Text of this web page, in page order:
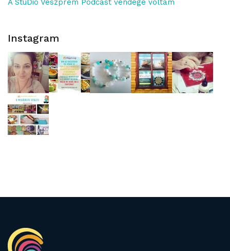
A StuDió Veszprém Podcast vendége voltam
Instagram